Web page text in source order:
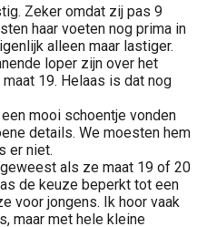
Zeker omdat zij pas 9
haar voeten nog prima in
alleen maar lastiger.
loper zijn over het
19. Helaas is dat nog
mooi schoentje vonden
details. We moesten hem
er niet.
als ze maat 19 of 20
de keuze beperkt tot een
voor jongens. Ik hoor vaak
maar met hele kleine